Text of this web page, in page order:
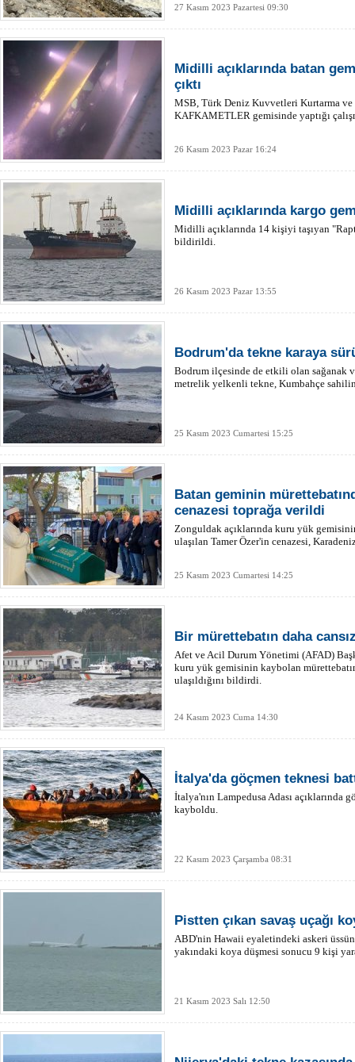
27 Kasım 2023 Pazartesi 09:30
Midilli açıklarında batan
çıktı
MSB, Türk Deniz Kuvvetleri Kurtarma ve
KAFKAMETLER gemisinde yaptığı
26 Kasım 2023 Pazar 16:24
Midilli açıklarında kargo
Midilli açıklarında 14 kişiyi taşıyan
bildirildi.
26 Kasım 2023 Pazar 13:55
Bodrum'da tekne karaya
Bodrum ilçesinde de etkili olan sağanak
metrelik yelkenli tekne, Kumbahçe
25 Kasım 2023 Cumartesi 15:25
Batan geminin
cenazesi toprağa verildi
Zonguldak açıklarında kuru yük
ulaşılan Tamer Özer'in cenazesi,
25 Kasım 2023 Cumartesi 14:25
Bir mürettebatın daha
Afet ve Acil Durum Yönetimi (AFAD)
kuru yük gemisinin kaybolan
ulaşıldığını bildirdi.
24 Kasım 2023 Cuma 14:30
İtalya'da göçmen teknesi
İtalya'nın Lampedusa Adası açıklarında
kayboldu.
22 Kasım 2023 Çarşamba 08:31
Pistten çıkan savaş uçağı
ABD'nin Hawaii eyaletindeki askeri
yakındaki koya düşmesi sonucu 9 kişi
21 Kasım 2023 Salı 12:50